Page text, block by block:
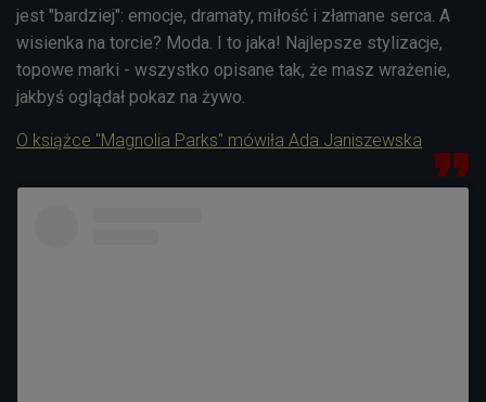
jest "bardziej": emocje, dramaty, miłość i złamane serca. A
wisienka na torcie? Moda. I to jaka! Najlepsze stylizacje,
topowe marki - wszystko opisane tak, że masz wrażenie,
jakbyś oglądał pokaz na żywo.
O książce "Magnolia Parks" mówiła Ada Janiszewska